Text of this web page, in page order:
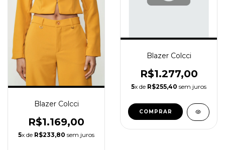
Blazer Colcci
R$1.169,00
5x de R$233,80 sem juros
Blazer Colcci
R$1.277,00
5x de R$255,40 sem juros
COMPRAR